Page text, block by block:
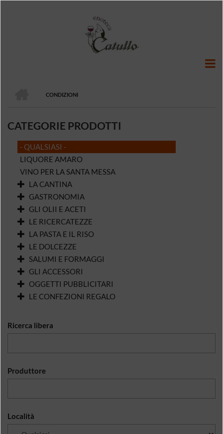
DI
PANE
CONDIZIONI
CATEGORIE PRODOTTI
- QUALSIASI -
LIQUORE AMARO
VINO PER LA SANTA MESSA
LA CANTINA
GASTRONOMIA
GLI OLII E ACETI
LE RICERCATEZZE
LA PASTA E IL RISO
LE DOLCEZZE
SALUMI E FORMAGGI
GLI ACCESSORI
OGGETTI PUBBLICITARI
LE CONFEZIONI REGALO
Ricerca libera
Produttore
Località